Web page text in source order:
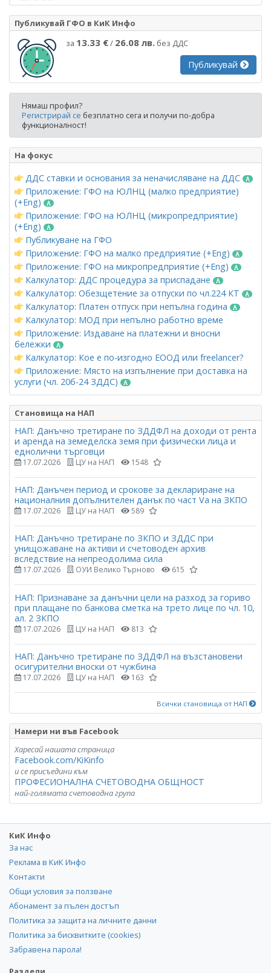
Публикувай ГФО в КиК Инфо
за 13.33 €/ 26.08 лв. без ДДС
Публикувай
Нямаш профил?
Регистрирай се безплатно сега и получи по-добра
функционалност!
На фокус
ДДС ставки и основания за неначисляване на ДДС
Приложение: ГФО на ЮЛНЦ (малко предприятие)
(+Eng)
Приложение: ГФО на ЮЛНЦ (микропредприятие)
(+Eng)
Публикуване на ГФО
Приложение: ГФО на малко предприятие (+Eng)
Приложение: ГФО на микропредприятие (+Eng)
Калкулатор: ДДС процедура за приспадане
Калкулатор: Обезщетение за отпуски по чл.224 КТ
Калкулатор: Платен отпуск при непълна година
Калкулатор: МОД при непълно работно време
Приложение: Издаване на платежни и вносни
бележки
Калкулатор: Кое е по-изгодно ЕООД или freelancer?
Приложение: Място на изпълнение при доставка на
услуги (чл. 20б-24 ЗДДС)
Становища на НАП
НАП: Данъчно третиране по ЗДДФЛ на доходи от рента
и аренда на земеделска земя при физически лица и
еднолични търговци
17.07.2026 ЦУ на НАП 1548
НАП: Данъчен период и срокове за деклариране на
националния допълнителен данък по част Vа на ЗКПО
17.07.2026 ЦУ на НАП 589
НАП: Данъчно третиране по ЗКПО и ЗДДС при
унищожаване на активи и счетоводен архив
вследствие на непреодолима сила
17.07.2026 ОУИ Велико Търново 615
НАП: Признаване за данъчни цели на разход за гориво
при плащане по банкова сметка на трето лице по чл. 10,
ал. 2 ЗКПО
17.07.2026 ЦУ на НАП 813
НАП: Данъчно третиране по ЗДДФЛ на възстановени
осигурителни вноски от чужбина
17.07.2026 ЦУ на НАП 163
Всички становища от НАП
Намери ни във Facebook
Харесай нашата страница
Facebook.com/KiKinfo
и се присъедини към
ПРОФЕСИОНАЛНА СЧЕТОВОДНА ОБЩНОСТ
най-голямата счетоводна група
КиК Инфо
За нас
Реклама в КиК Инфо
Контакти
Общи условия за ползване
Абонамент за пълен достъп
Политика за защита на личните данни
Политика за бисквитките (cookies)
Забравена парола!